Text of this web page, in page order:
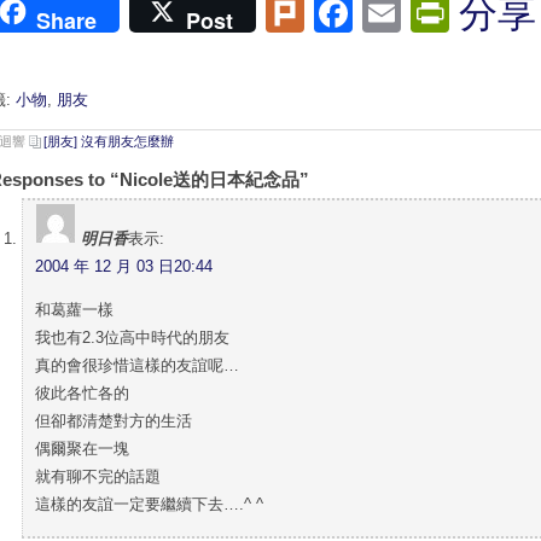
Share Post PlurkFacebook
Email分享
: 小物, 朋友
響 [朋友] 沒有朋友怎麼辦
to “Nicole送的日本紀念品”
明日香表示:
2004 年 12 月 03 日20:44
和葛蘿一樣
我也有2.3位高中時代的朋友
真的會很珍惜這樣的友誼呢…
彼此各忙各的
但卻都清楚對方的生活
偶爾聚在一塊
就有聊不完的話題
這樣的友誼一定要繼續下去….^ ^